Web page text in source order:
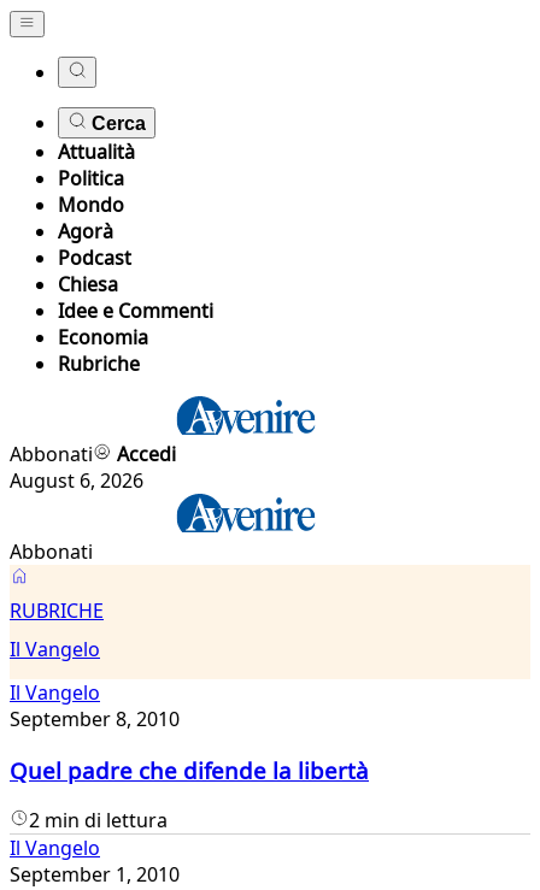
Cerca
Attualità
Politica
Mondo
Agorà
Podcast
Chiesa
Idee e Commenti
Economia
Rubriche
Abbonati
Accedi
August 6, 2026
Abbonati
Il
Vangelo
RUBRICHE
Il Vangelo
Il Vangelo
September 8, 2010
Quel padre che difende la libertà
2 min di lettura
Il Vangelo
September 1, 2010